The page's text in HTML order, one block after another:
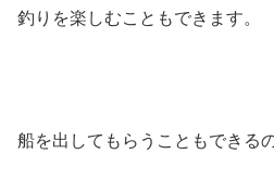
釣りを楽しむこともできます。
船を出してもらうこともできるの